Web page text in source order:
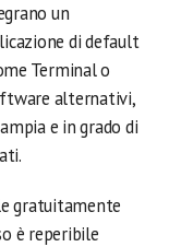
un
di default
Terminal o
alternativi,
e in grado di
gratuitamente
è reperibile